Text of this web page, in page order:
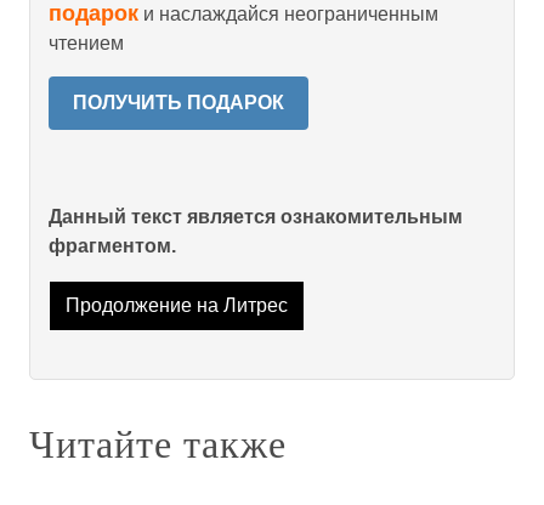
подарок и наслаждайся неограниченным
чтением
ПОЛУЧИТЬ ПОДАРОК
Данный текст является ознакомительным
фрагментом.
Продолжение на Литрес
Читайте также